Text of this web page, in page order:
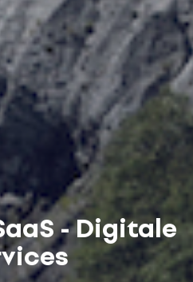
- Digitale